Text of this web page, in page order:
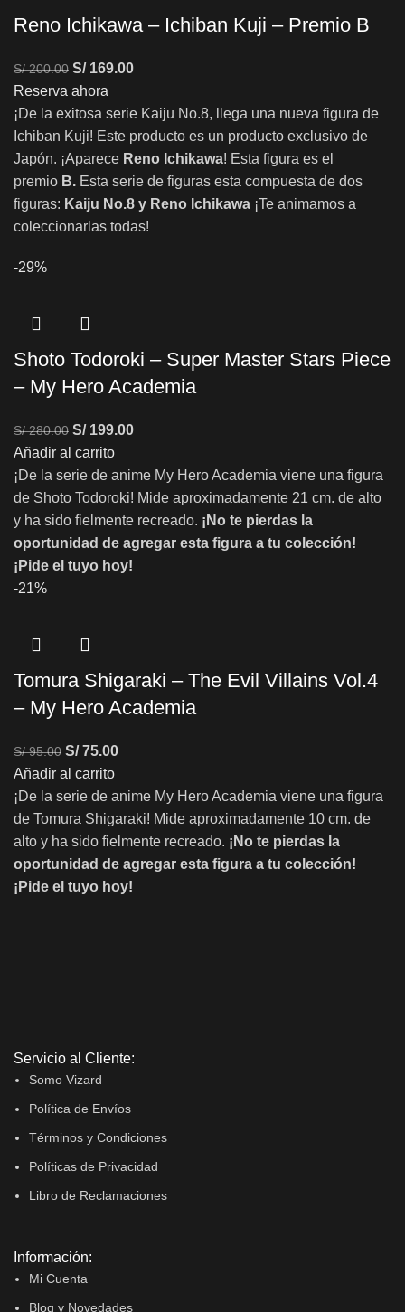
Reno Ichikawa – Ichiban Kuji – Premio B
S/200.00 S/169.00
Reserva ahora
¡De la exitosa serie Kaiju No.8, llega una nueva figura de
Ichiban Kuji! Este producto es un producto exclusivo de
Japón. ¡Aparece Reno Ichikawa! Esta figura es el
premio B. Esta serie de figuras esta compuesta de dos
figuras: Kaiju No.8 y Reno Ichikawa ¡Te animamos a
coleccionarlas todas!
-29%
Shoto Todoroki – Super Master Stars Piece
– My Hero Academia
S/280.00 S/199.00
Añadir al carrito
¡De la serie de anime My Hero Academia viene una figura
de Shoto Todoroki! Mide aproximadamente 21 cm. de alto
y ha sido fielmente recreado. ¡No te pierdas la
oportunidad de agregar esta figura a tu colección!
¡Pide el tuyo hoy!
-21%
Tomura Shigaraki – The Evil Villains Vol.4
– My Hero Academia
S/95.00 S/75.00
Añadir al carrito
¡De la serie de anime My Hero Academia viene una figura
de Tomura Shigaraki! Mide aproximadamente 10 cm. de
alto y ha sido fielmente recreado. ¡No te pierdas la
oportunidad de agregar esta figura a tu colección!
¡Pide el tuyo hoy!
Servicio al Cliente:
Somo Vizard
Política de Envíos
Términos y Condiciones
Políticas de Privacidad
Libro de Reclamaciones
Información:
Mi Cuenta
Blog y Novedades